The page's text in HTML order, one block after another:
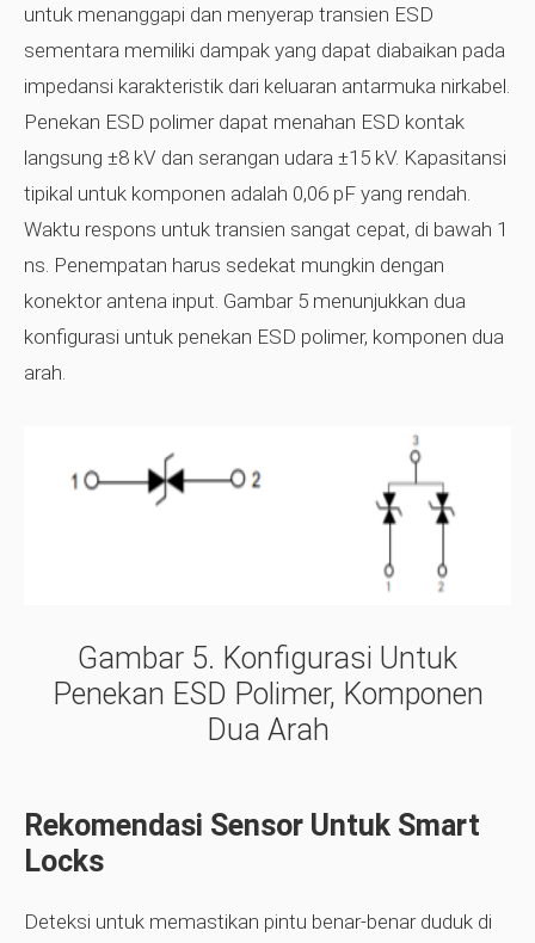
untuk menanggapi dan menyerap transien ESD
sementara memiliki dampak yang dapat diabaikan pada
impedansi karakteristik dari keluaran antarmuka nirkabel.
Penekan ESD polimer dapat menahan ESD kontak
langsung ±8 kV dan serangan udara ±15 kV. Kapasitansi
tipikal untuk komponen adalah 0,06 pF yang rendah.
Waktu respons untuk transien sangat cepat, di bawah 1
ns. Penempatan harus sedekat mungkin dengan
konektor antena input. Gambar 5 menunjukkan dua
konfigurasi untuk penekan ESD polimer, komponen dua
arah.
Gambar 5. Konfigurasi Untuk
Penekan ESD Polimer, Komponen
Dua Arah
Rekomendasi Sensor Untuk Smart
Locks
Deteksi untuk memastikan pintu benar-benar duduk di